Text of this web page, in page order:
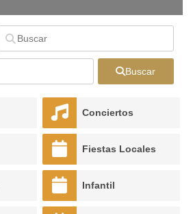
Buscar
Conciertos
Fiestas Locales
Infantil